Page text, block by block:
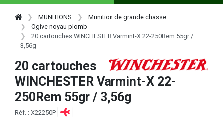
MUNITIONS
Munition de grande chasse
Ogive noyau plomb
20 cartouches WINCHESTER Varmint-X 22-250Rem 55gr /
3,56g
20 cartouches
WINCHESTER Varmint-X 22-
250Rem 55gr / 3,56g
Réf. : X22250P